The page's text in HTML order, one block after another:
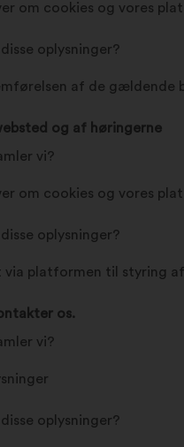
om cookies og vores
oplysninger?
af de gældende
og af høringerne
vi?
om cookies og vores
oplysninger?
via platformen til styring
os.
vi?
oplysninger?